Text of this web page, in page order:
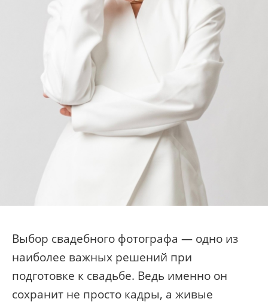
Выбор свадебного фотографа — одно из
наиболее важных решений при
подготовке к свадьбе. Ведь именно он
сохранит не просто кадры, а живые